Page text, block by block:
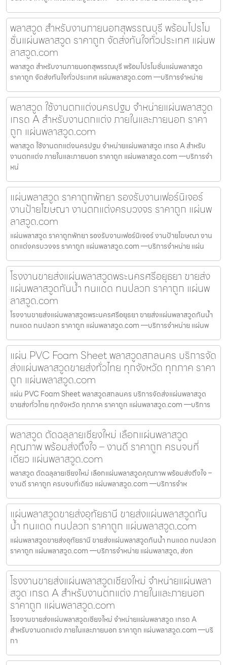
พลาสวูด สำหรับงานภายนอกสุพรรณบุรี พร้อมโปรโม
ชั่นแผ่นพลาสวูด ราคาถูก จัดส่งทันใจทั่วประเทศ แผ่นพ
ลาสวูด.com
พลาสวูด สำหรับงานภายนอกสุพรรณบุรี พร้อมโปรโมชั่นแผ่นพลาสวูด
ราคาถูก จัดส่งทันใจทั่วประเทศ แผ่นพลาสวูด.com —บริการจำหน่าย
พลาสวูด ใช้งานตกแต่งนครปฐม จำหน่ายแผ่นพลาสวูด
เกรด A สำหรับงานตกแต่ง ภายในและภายนอก ราคา
ถูก แผ่นพลาสวูด.com
พลาสวูด ใช้งานตกแต่งนครปฐม จำหน่ายแผ่นพลาสวูด เกรด A สำหรับ
งานตกแต่ง ภายในและภายนอก ราคาถูก แผ่นพลาสวูด.com —บริการจำ
หน่
แผ่นพลาสวูด ราคาถูกพัทยา รองรับงานเฟอร์นิเจอร์
งานป้ายโฆษณา งานตกแต่งครบวงจร ราคาถูก แผ่นพ
ลาสวูด.com
แผ่นพลาสวูด ราคาถูกพัทยา รองรับงานเฟอร์นิเจอร์ งานป้ายโฆษณา งาน
ตกแต่งครบวงจร ราคาถูก แผ่นพลาสวูด.com —บริการจำหน่าย แผ่น
โรงงานขายส่งแผ่นพลาสวูดพระนครศรีอยุธยา ขายส่ง
แผ่นพลาสวูดกันน้ำ ทนแดด ทนปลวก ราคาถูก แผ่นพ
ลาสวูด.com
โรงงานขายส่งแผ่นพลาสวูดพระนครศรีอยุธยา ขายส่งแผ่นพลาสวูดกันน้ำ
ทนแดด ทนปลวก ราคาถูก แผ่นพลาสวูด.com —บริการจำหน่าย แผ่นพ
แผ่น PVC Foam Sheet พลาสวูดสกลนคร บริการจัด
ส่งแผ่นพลาสวูดขายส่งทั่วไทย ทุกจังหวัด ทุกภาค ราคา
ถูก แผ่นพลาสวูด.com
แผ่น PVC Foam Sheet พลาสวูดสกลนคร บริการจัดส่งแผ่นพลาสวูด
ขายส่งทั่วไทย ทุกจังหวัด ทุกภาค ราคาถูก แผ่นพลาสวูด.com —บริการ
พลาสวูด ตัดฉลุลายเชียงใหม่ เลือกแผ่นพลาสวูด
คุณภาพ พร้อมส่งถึงใจ – งานดี ราคาถูก ครบจบที่
เดียว แผ่นพลาสวูด.com
พลาสวูด ตัดฉลุลายเชียงใหม่ เลือกแผ่นพลาสวูดคุณภาพ พร้อมส่งถึงใจ –
งานดี ราคาถูก ครบจบที่เดียว แผ่นพลาสวูด.com —บริการจำห
แผ่นพลาสวูดขายส่งอุทัยธานี ขายส่งแผ่นพลาสวูดกัน
น้ำ ทนแดด ทนปลวก ราคาถูก แผ่นพลาสวูด.com
แผ่นพลาสวูดขายส่งอุทัยธานี ขายส่งแผ่นพลาสวูดกันน้ำ ทนแดด ทนปลวก
ราคาถูก แผ่นพลาสวูด.com —บริการจำหน่าย แผ่นพลาสวูด, ส่งท
โรงงานขายส่งแผ่นพลาสวูดเชียงใหม่ จำหน่ายแผ่นพลา
สวูด เกรด A สำหรับงานตกแต่ง ภายในและภายนอก
ราคาถูก แผ่นพลาสวูด.com
โรงงานขายส่งแผ่นพลาสวูดเชียงใหม่ จำหน่ายแผ่นพลาสวูด เกรด A
สำหรับงานตกแต่ง ภายในและภายนอก ราคาถูก แผ่นพลาสวูด.com —บริ
กา